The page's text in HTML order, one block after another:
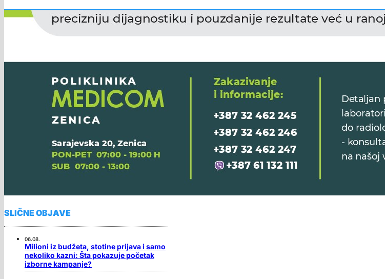
SLIČNE OBJAVE
06.08.
Milioni iz budžeta, stotine prijava i samo
nekoliko kazni: Šta pokazuje početak
izborne kampanje?